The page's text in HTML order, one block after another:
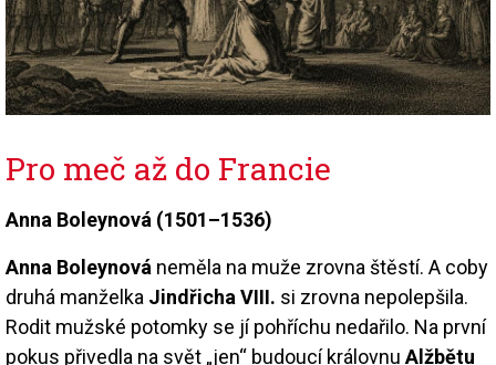
Pro meč až do Francie
Anna Boleynová (1501–1536)
Anna Boleynová neměla na muže zrovna štěstí. A coby
druhá manželka Jindřicha VIII. si zrovna nepolepšila.
Rodit mužské potomky se jí pohříchu nedařilo. Na první
pokus přivedla na svět „jen“ budoucí královnu Alžbětu